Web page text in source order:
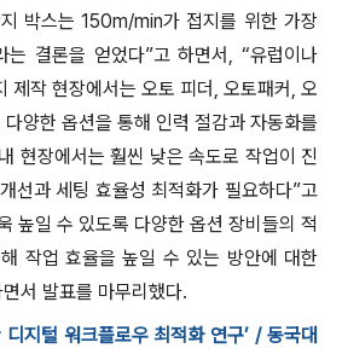
박스는 150m/min가 접지를 위한 가장
는 결론을 얻었다”고 하면서, “유럽이나
제작 현장에서는 오토 피더, 오토패커, 오
양한 옵션을 통해 인력 절감과 자동화를
현장에서는 훨씬 낮은 속도로 작업이 진
선과 세팅 효율성 최적화가 필요하다”고
높일 수 있도록 다양한 옵션 장비들의 적
작업 효율을 높일 수 있는 방안에 대한
서 발표를 마무리했다.
지털 워크플로우 최적화 연구’ / 동국대